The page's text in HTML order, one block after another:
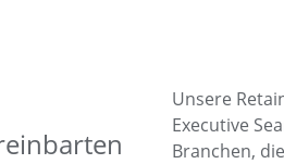
Unsere
Executive
Branchen,